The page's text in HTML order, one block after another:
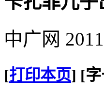
中广网
[打印本页] [